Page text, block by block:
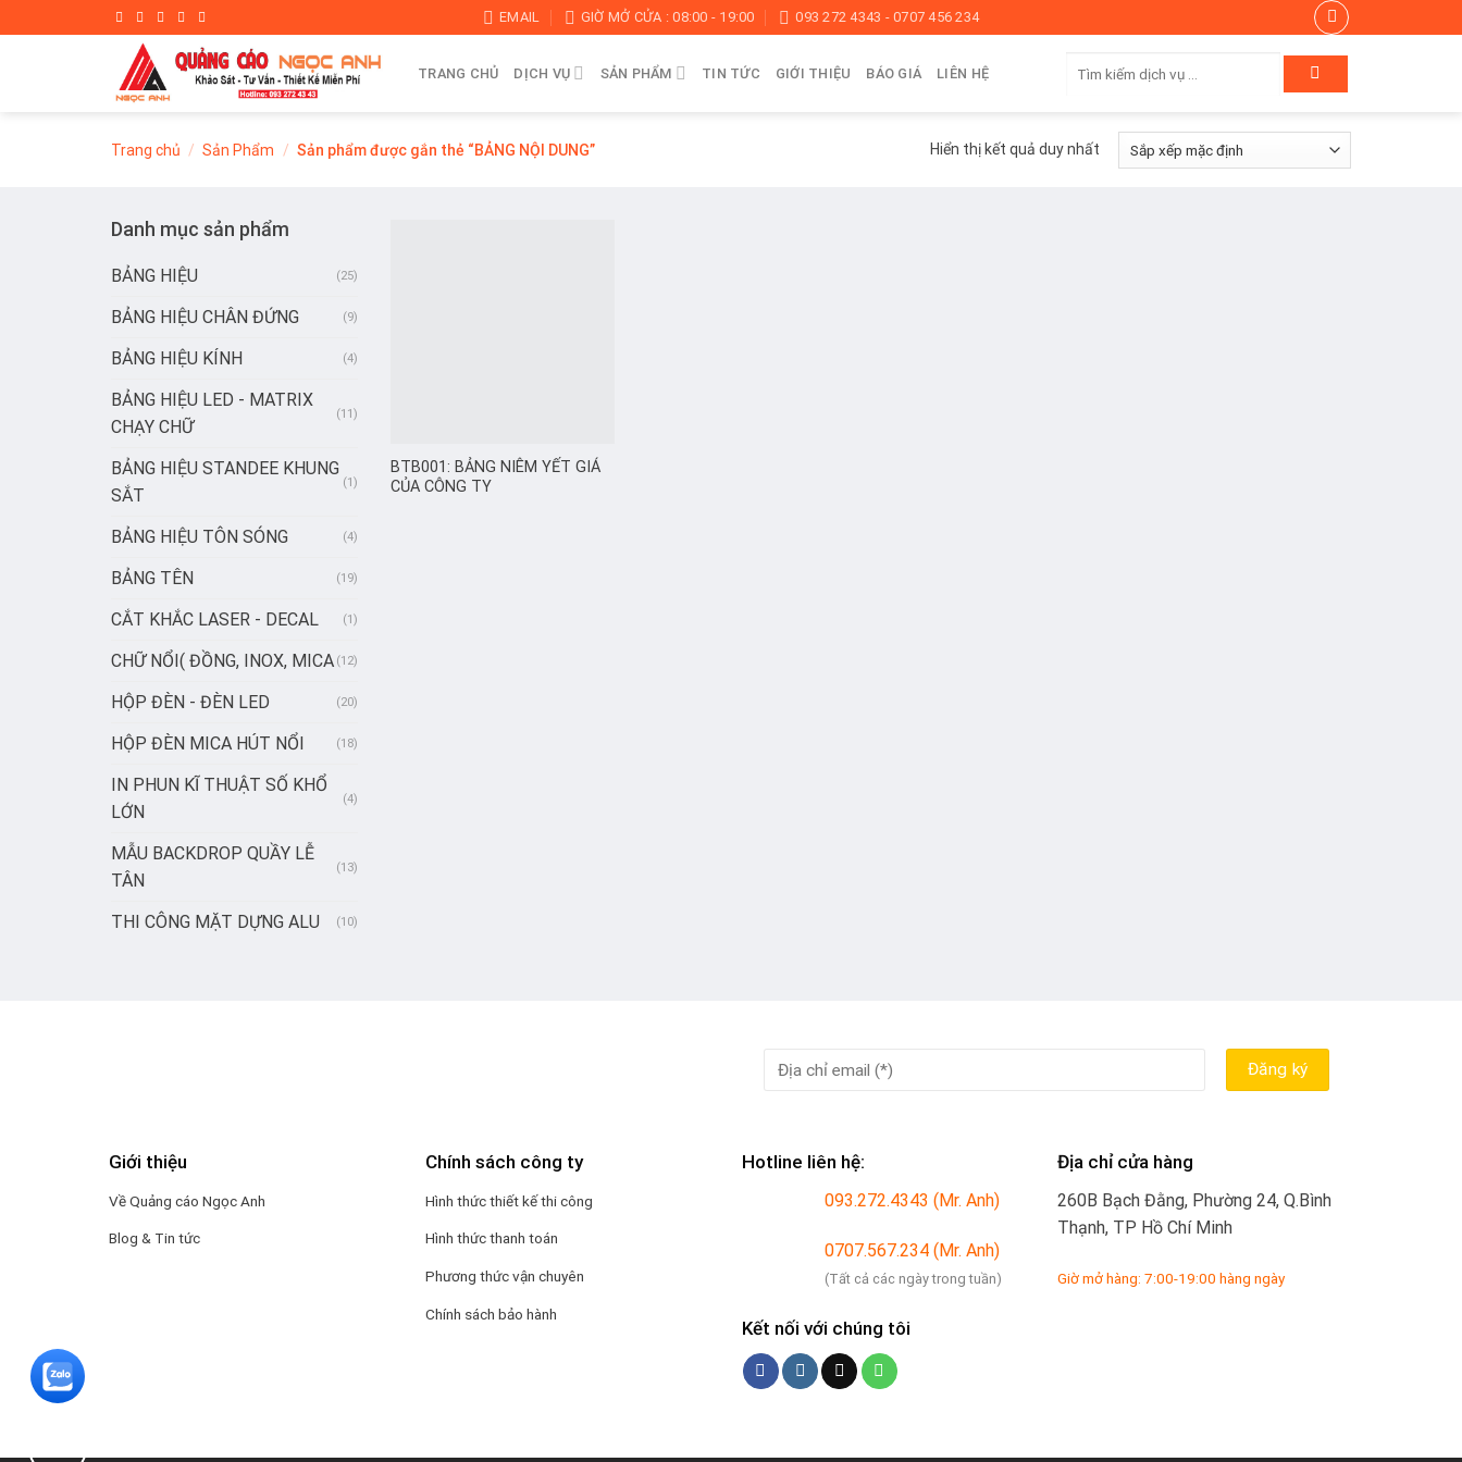
to
EMAIL GIỜ MỞ CỬA : 08:00 - 19:00 093 272 4343 - 0707 456 234
TRANG CHỦ DỊCH VỤ SẢN PHẨM TIN TỨC GIỚI THIỆU BÁO GIÁ LIÊN HỆ
kiếm:
Trang chủ / Sản Phẩm / Sản phẩm được gắn thẻ “BẢNG NỘI DUNG” Hiển thị kết quả duy nhất
Danh mục sản phẩm
BẢNG HIỆU (25)
BẢNG HIỆU CHÂN ĐỨNG (9)
BẢNG HIỆU KÍNH (4)
BẢNG HIỆU LED - MATRIX
CHẠY CHỮ
(11)
BẢNG HIỆU STANDEE KHUNG
SẮT
(1)
BẢNG HIỆU TÔN SÓNG (4)
BẢNG TÊN (19)
CẮT KHẮC LASER - DECAL (1)
CHỮ NỔI( ĐỒNG, INOX, MICA (12)
HỘP ĐÈN - ĐÈN LED (20)
HỘP ĐÈN MICA HÚT NỔI (18)
IN PHUN KĨ THUẬT SỐ KHỔ
LỚN
(4)
MẪU BACKDROP QUẦY LỄ
TÂN
(13)
THI CÔNG MẶT DỰNG ALU (10)
BTB001: BẢNG NIÊM YẾT GIÁ
CỦA CÔNG TY
Giới thiệu
Về Quảng cáo Ngọc Anh
Blog & Tin tức
Chính sách công ty
Hình thức thiết kế thi công
Hình thức thanh toán
Phương thức vận chuyên
Chính sách bảo hành
Hotline liên hệ:
093.272.4343 (Mr. Anh)
0707.567.234 (Mr. Anh)
(Tất cả các ngày trong tuần)
Kết nối với chúng tôi
Địa chỉ cửa hàng
260B Bạch Đằng, Phường 24, Q.Bình
Thạnh, TP Hồ Chí Minh
Giờ mở hàng: 7:00-19:00 hàng ngày